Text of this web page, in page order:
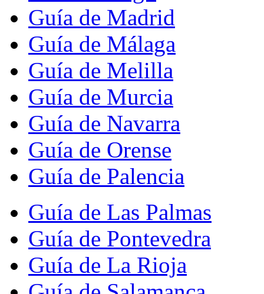
Guía de Madrid
Guía de Málaga
Guía de Melilla
Guía de Murcia
Guía de Navarra
Guía de Orense
Guía de Palencia
Guía de Las Palmas
Guía de Pontevedra
Guía de La Rioja